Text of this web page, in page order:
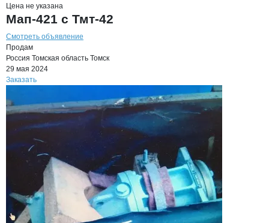
Цена не указана
Мап-421 с Тмт-42
Смотреть объявление
Продам
Россия Томская область Томск
29 мая 2024
Заказать